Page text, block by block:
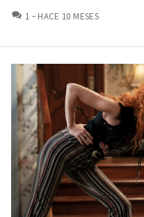
1 COMENTARIOS
HACE 10 MESES